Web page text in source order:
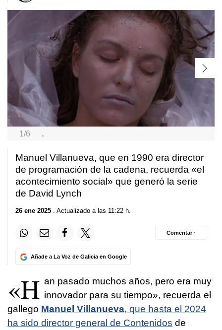
1/6 .
Manuel Villanueva, que en 1990 era director
de programación de la cadena, recuerda «el
acontecimiento social» que generó la serie
de David Lynch
26 ene 2025 . Actualizado a las 11:22 h.
Añade a La Voz de Galicia en Google
Comentar ·
«H an pasado muchos años, pero era muy
innovador para su tiempo», recuerda el
gallego Manuel Villanueva, que hasta el 2024
ha sido director general de Contenidos de